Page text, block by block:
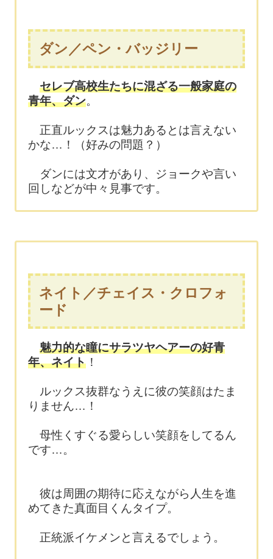
ダン／ペン・バッジリー
セレブ高校生たちに混ざる一般家庭の
青年、ダン。
正直ルックスは魅力あるとは言えない
かな…！（好みの問題？）
ダンには文才があり、ジョークや言い
回しなどが中々見事です。
ネイト／チェイス・クロフォ
ード
魅力的な瞳にサラツヤヘアーの好青
年、ネイト ！
ルックス抜群なうえに彼の笑顔はたま
りません…！
母性くすぐる愛らしい笑顔をしてるん
です…。
彼は周囲の期待に応えながら人生を進
めてきた真面目くんタイプ。
正統派イケメンと言えるでしょう。